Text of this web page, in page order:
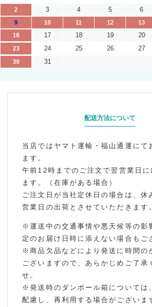
2 3 4 5 6
9
10 11 12 13
16
17 18 19 20
23
24 25 26 27
30
31
配送方法について
当店ではヤマト運輸・福山通運にて
ます。
午前12時までのご注文で翌営業日に
ます。（在庫がある場合）
ご注文日が当社定休日の場合は、休
営業日の出荷とさせていただきます。
※運送中の交通事情や悪天候等の影
定のお届け日時に添えない場合もご
※商品欠品などにより発送に時間の
ございますので、あらかじめご了承
せ。
※発送時のダンボール箱については
配慮し、再利用する場合がございま